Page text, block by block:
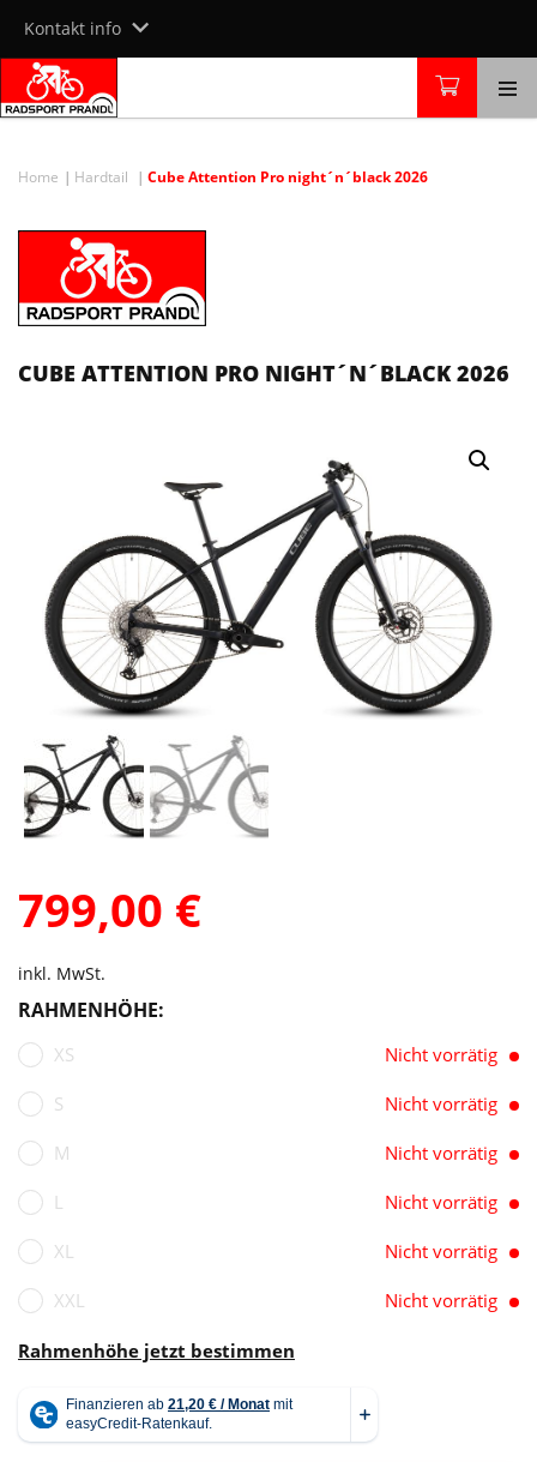
content
Kontakt info
Home Hardtail Cube Attention Pro night´n´black 2026
CUBE ATTENTION PRO NIGHT´N´BLACK 2026
799,00 €
inkl. MwSt.
RAHMENHÖHE:
XS Nicht vorrätig
S Nicht vorrätig
M Nicht vorrätig
L Nicht vorrätig
XL Nicht vorrätig
XXL Nicht vorrätig
Rahmenhöhe jetzt bestimmen